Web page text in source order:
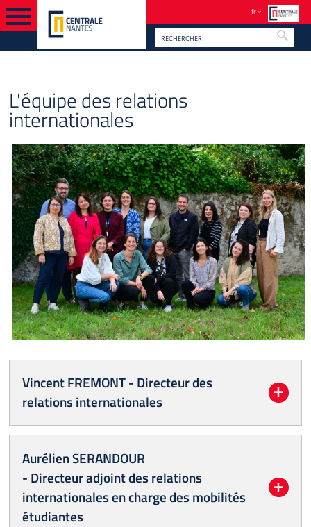
fr
L'équipe des relations
internationales
Vincent FREMONT - Directeur des
relations internationales
Aurélien SERANDOUR
- Directeur adjoint des relations
internationales en charge des mobilités
étudiantes